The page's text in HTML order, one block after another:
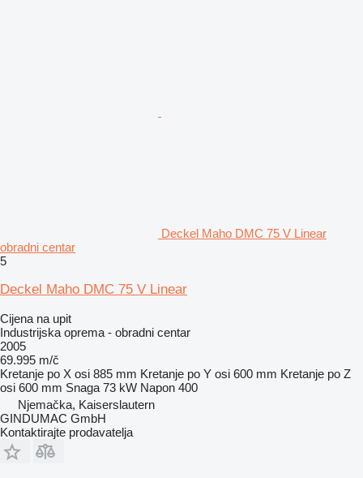
Deckel Maho DMC 75 V Linear
obradni centar
5
Deckel Maho DMC 75 V Linear
Cijena na upit
Industrijska oprema - obradni centar
2005
69.995 m/č
Kretanje po X osi 885 mm Kretanje po Y osi 600 mm Kretanje po Z
osi 600 mm Snaga 73 kW Napon 400
Njemačka, Kaiserslautern
GINDUMAC GmbH
Kontaktirajte prodavatelja